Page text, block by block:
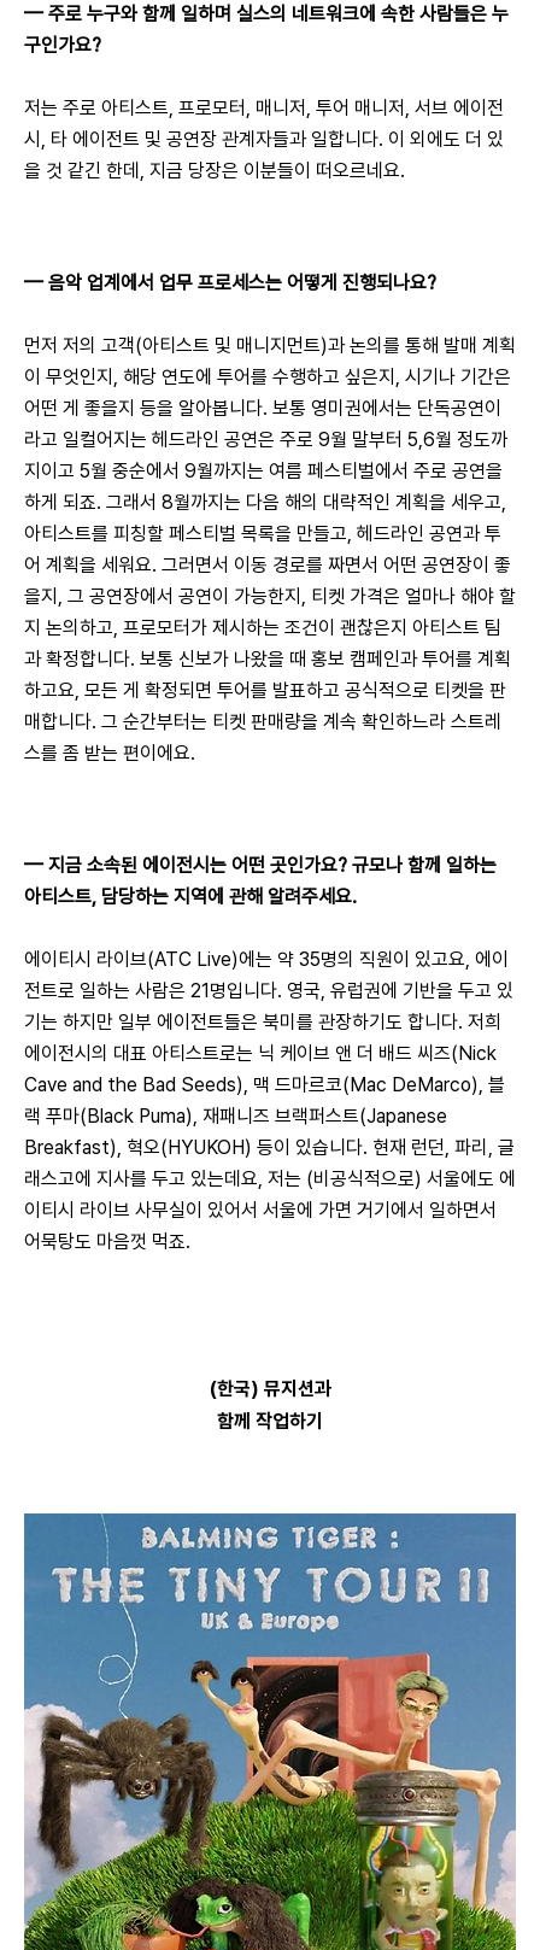
— 주로 누구와 함께 일하며 실스의 네트워크에 속한 사람들은 누
구인가요?
저는 주로 아티스트, 프로모터, 매니저, 투어 매니저, 서브 에이전
시, 타 에이전트 및 공연장 관계자들과 일합니다. 이 외에도 더 있
을 것 같긴 한데, 지금 당장은 이분들이 떠오르네요.
— 음악 업계에서 업무 프로세스는 어떻게 진행되나요?
먼저 저의 고객(아티스트 및 매니지먼트)과 논의를 통해 발매 계획
이 무엇인지, 해당 연도에 투어를 수행하고 싶은지, 시기나 기간은
어떤 게 좋을지 등을 알아봅니다. 보통 영미권에서는 단독공연이
라고 일컬어지는 헤드라인 공연은 주로 9월 말부터 5,6월 정도까
지이고 5월 중순에서 9월까지는 여름 페스티벌에서 주로 공연을
하게 되죠. 그래서 8월까지는 다음 해의 대략적인 계획을 세우고,
아티스트를 피칭할 페스티벌 목록을 만들고, 헤드라인 공연과 투
어 계획을 세워요. 그러면서 이동 경로를 짜면서 어떤 공연장이 좋
을지, 그 공연장에서 공연이 가능한지, 티켓 가격은 얼마나 해야 할
지 논의하고, 프로모터가 제시하는 조건이 괜찮은지 아티스트 팀
과 확정합니다. 보통 신보가 나왔을 때 홍보 캠페인과 투어를 계획
하고요, 모든 게 확정되면 투어를 발표하고 공식적으로 티켓을 판
매합니다. 그 순간부터는 티켓 판매량을 계속 확인하느라 스트레
스를 좀 받는 편이에요.
— 지금 소속된 에이전시는 어떤 곳인가요? 규모나 함께 일하는
아티스트, 담당하는 지역에 관해 알려주세요.
에이티시 라이브(ATC Live)에는 약 35명의 직원이 있고요, 에이
전트로 일하는 사람은 21명입니다. 영국, 유럽권에 기반을 두고 있
기는 하지만 일부 에이전트들은 북미를 관장하기도 합니다. 저희
에이전시의 대표 아티스트로는 닉 케이브 앤 더 배드 씨즈(Nick
Cave and the Bad Seeds), 맥 드마르코(Mac DeMarco), 블
랙 푸마(Black Puma), 재패니즈 브랙퍼스트(Japanese
Breakfast), 혁오(HYUKOH) 등이 있습니다. 현재 런던, 파리, 글
래스고에 지사를 두고 있는데요, 저는 (비공식적으로) 서울에도 에
이티시 라이브 사무실이 있어서 서울에 가면 거기에서 일하면서
어묵탕도 마음껏 먹죠.
(한국) 뮤지션과
함께 작업하기